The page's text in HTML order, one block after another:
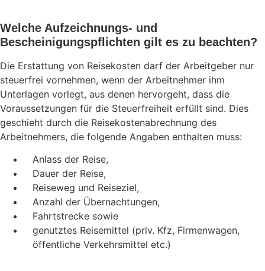
Welche Aufzeichnungs- und
Bescheinigungspflichten gilt es zu beachten?
Die Erstattung von Reisekosten darf der Arbeitgeber nur
steuerfrei vornehmen, wenn der Arbeitnehmer ihm
Unterlagen vorlegt, aus denen hervorgeht, dass die
Voraussetzungen für die Steuerfreiheit erfüllt sind. Dies
geschieht durch die Reisekostenabrechnung des
Arbeitnehmers, die folgende Angaben enthalten muss:
Anlass der Reise,
Dauer der Reise,
Reiseweg und Reiseziel,
Anzahl der Übernachtungen,
Fahrtstrecke sowie
genutztes Reisemittel (priv. Kfz, Firmenwagen,
öffentliche Verkehrsmittel etc.)